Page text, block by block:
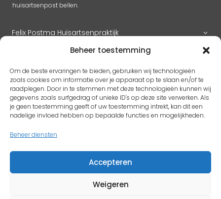
Beheer toestemming
Om de beste ervaringen te bieden, gebruiken wij technologieën
zoals cookies om informatie over je apparaat op te slaan en/of te
raadplegen. Door in te stemmen met deze technologieën kunnen wij
gegevens zoals surfgedrag of unieke ID's op deze site verwerken. Als
je geen toestemming geeft of uw toestemming intrekt, kan dit een
nadelige invloed hebben op bepaalde functies en mogelijkheden.
Beheer diensten
Accepteren
Weigeren
huisartsenpost bellen.
Felix Postma Huisartsenpraktijk
RK H. Benedictus
Adres
5397 EX Lith
pastoorlith@icloud.com
Protestantse kerk Gem. Lith en Oijen